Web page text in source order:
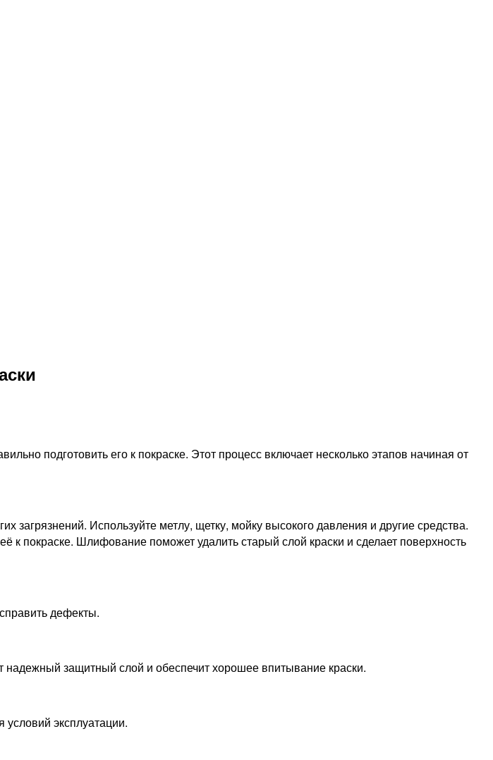
подготовить его к покраске. Этот процесс включает несколько этапов начиная от
загрязнений. Используйте метлу, щетку, мойку высокого давления и другие средства.
к покраске. Шлифование поможет удалить старый слой краски и сделает поверхность
дефекты.
надежный защитный слой и обеспечит хорошее впитывание краски.
условий эксплуатации.